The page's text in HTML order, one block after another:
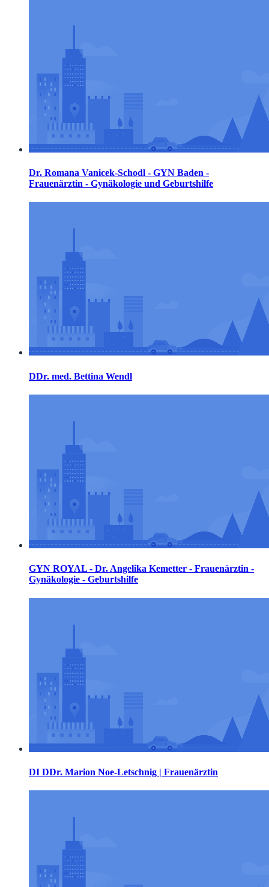
Dr. Romana Vanicek-Schodl - GYN Baden -
Frauenärztin - Gynäkologie und Geburtshilfe
DDr. med. Bettina Wendl
GYN ROYAL - Dr. Angelika Kemetter - Frauenärztin -
Gynäkologie - Geburtshilfe
DI DDr. Marion Noe-Letschnig | Frauenärztin